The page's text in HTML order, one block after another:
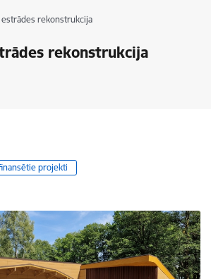
estrādes rekonstrukcija
rekonstrukcija
projekti